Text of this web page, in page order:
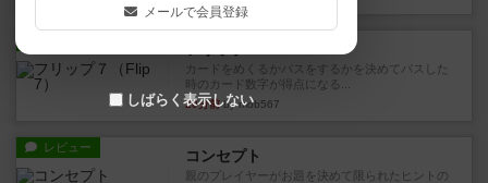
カードをめくるかパスをするかを決めてパスした
時のカード数字が得点になる...
20分前by mob567
レビュー コンセプト
親のプレイヤーがお題を決めて限られたヒントの
メールで会員登録
しばらく表示しない